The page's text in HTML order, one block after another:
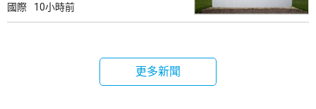
國際 10小時前
更多新聞